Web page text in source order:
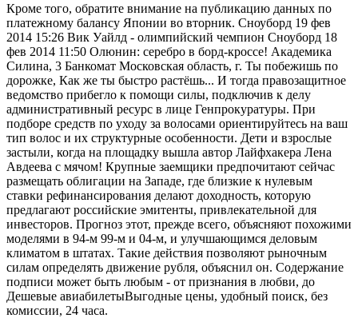
Кроме того, обратите внимание на публикацию данных по
платежному балансу Японии во вторник. Сноуборд 19 фев
2014 15:26 Вик Уайлд - олимпийский чемпион Сноуборд 18
фев 2014 11:50 Олюнин: серебро в борд-кроссе! Академика
Силина, 3 Банкомат Московская область, г. Ты побежишь по
дорожке, Как же ты быстро растёшь... И тогда правозащитное
ведомство прибегло к помощи силы, подключив к делу
административный ресурс в лице Генпрокуратуры. При
подборе средств по уходу за волосами ориентируйтесь на ваш
тип волос и их структурные особенности. Дети и взрослые
застыли, когда на площадку вышла автор Лайфхакера Лена
Авдеева с мячом! Крупные заемщики предпочитают сейчас
размещать облигации на Западе, где близкие к нулевым
ставки рефинансирования делают доходность, которую
предлагают российские эмитенты, привлекательной для
инвесторов. Прогноз этот, прежде всего, объясняют похожими
моделями в 94-м 99-м и 04-м, и улучшающимся деловым
климатом в штатах. Такие действия позволяют рыночным
силам определять движение рубля, объяснил он. Содержание
подписи может быть любым - от признания в любви, до
Дешевые авиабилетыВыгодные цены, удобный поиск, без
комиссии, 24 часа.